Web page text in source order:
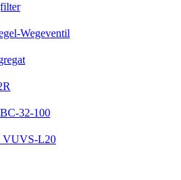
Wegeventil
32-100
VUVS-L20